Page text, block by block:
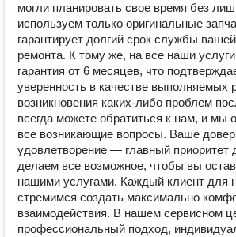
могли планировать свое время без
используем только оригинальные
гарантирует долгий срок службы
ремонта. К тому же, на все наши
гарантия от 6 месяцев, что
уверенность в качестве выполняемых
возникновения каких-либо проблем
всегда можете обратиться к нам, и мы
все возникающие вопросы. Ваше
удовлетворение — главный приоритет
делаем все возможное, чтобы вы
нашими услугами. Каждый клиент для
стремимся создать максимально
взаимодействия. В нашем сервисном
профессиональный подход,